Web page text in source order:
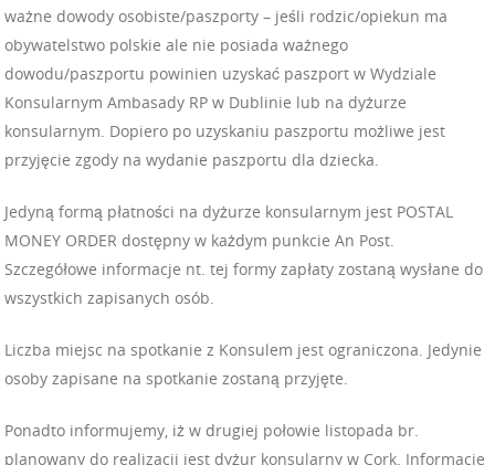
ważne dowody osobiste/paszporty – jeśli rodzic/opiekun ma
obywatelstwo polskie ale nie posiada ważnego
dowodu/paszportu powinien uzyskać paszport w Wydziale
Konsularnym Ambasady RP w Dublinie lub na dyżurze
konsularnym. Dopiero po uzyskaniu paszportu możliwe jest
przyjęcie zgody na wydanie paszportu dla dziecka.
Jedyną formą płatności na dyżurze konsularnym jest POSTAL
MONEY ORDER dostępny w każdym punkcie An Post.
Szczegółowe informacje nt. tej formy zapłaty zostaną wysłane do
wszystkich zapisanych osób.
Liczba miejsc na spotkanie z Konsulem jest ograniczona. Jedynie
osoby zapisane na spotkanie zostaną przyjęte.
Ponadto informujemy, iż w drugiej połowie listopada br.
planowany do realizacji jest dyżur konsularny w Cork. Informacje